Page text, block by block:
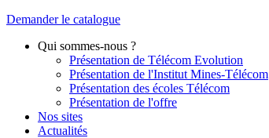
Demander le catalogue
Qui sommes-nous ?
Présentation de Télécom Evolution
Présentation de l'Institut Mines-Télécom
Présentation des écoles Télécom
Présentation de l'offre
Nos sites
Actualités